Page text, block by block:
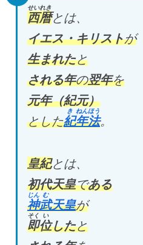
西暦
せいれき
とは、
イエス・キリストが
生まれたと
される年の翌年を
元年（紀元）
とした紀
き
年法
ねんほう
。
皇紀とは、
初代天皇である
神
じん
武
む
天皇が
即
そく
位
い
したと